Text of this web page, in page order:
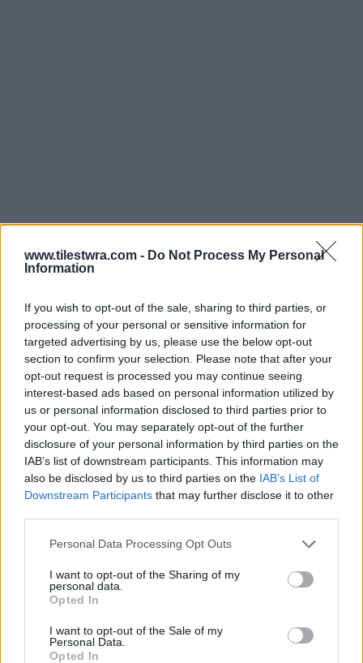
www.tilestwra.com - Do Not Process My Personal
Information
If you wish to opt-out of the sale, sharing to third parties, or
processing of your personal or sensitive information for
targeted advertising by us, please use the below opt-out
section to confirm your selection. Please note that after your
opt-out request is processed you may continue seeing
interest-based ads based on personal information utilized by
us or personal information disclosed to third parties prior to
your opt-out. You may separately opt-out of the further
disclosure of your personal information by third parties on the
IAB’s list of downstream participants. This information may
also be disclosed by us to third parties on the IAB’s List of
Downstream Participants that may further disclose it to other
Personal Data Processing Opt Outs
I want to opt-out of the Sharing of my
personal data.
Opted In
I want to opt-out of the Sale of my
Personal Data.
Opted In
Όχι, δεν θα αγοράσω λυσάρια στο δημοτικό.
Πηνελόπη δέλτα θα του πάρω καιΤριβιζά,
ίσως και έναν Ιούλιο Βερν να μάθει να
ονειρεύεται. Να λύσει έτσι μόνο του τις
απορίες του όταν ενηλικιωθεί.
σένα το λέω, που το παιδί σου …δεν θα το
έκανε ποτέ αυτό και σίγουρα το προκάλεσε
κάποιο άλλο παιδί. Εχω το δικό μου παιδί. Το
μοναδικά μοναδικό, που μπορεί να μην γίνει
σημαιοφόρος ή γιατρός ή